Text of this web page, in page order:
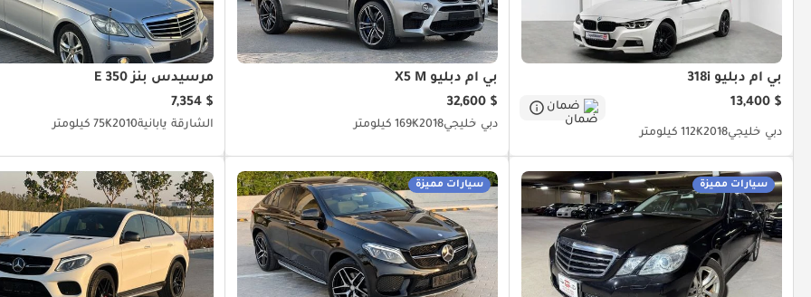
بي أم دبليو 318i
$ 13,400
ضمان
دبي خليجي2018112K كيلومتر
بي أم دبليو X5 M
$ 32,600
دبي خليجي2018169K كيلومتر
مرسيدس بنز E 350
$ 7,354
الشارقة يابانية201075K كيلومتر
سيارات مميزة سيارات مميزة